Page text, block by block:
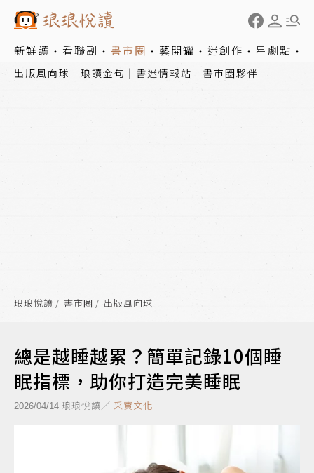
新鮮讀 看聯副 書市圈 藝開罐 迷創作 星劇點
出版風向球 琅讀金句 書迷情報站 書市圈夥伴
琅琅悅讀 書市圈 出版風向球
總是越睡越累？簡單記錄10個睡
眠指標，助你打造完美睡眠
2026/04/14 琅琅悅讀／ 采實文化